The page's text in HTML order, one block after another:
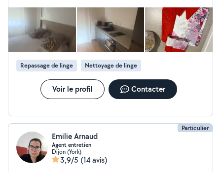
Repassage de linge Nettoyage de linge
Voir le profil Contacter
Particulier
Emilie Arnaud
Agent entretien
Dijon (York)
3,9/5 (14 avis)